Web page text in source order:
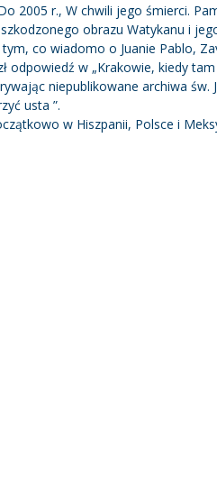
2005 r., W chwili jego śmierci.
obrazu Watykanu i
co wiadomo o Juanie Pablo,
w „Krakowie, kiedy
niepublikowane archiwa św.
usta ”.
w Hiszpanii, Polsce i